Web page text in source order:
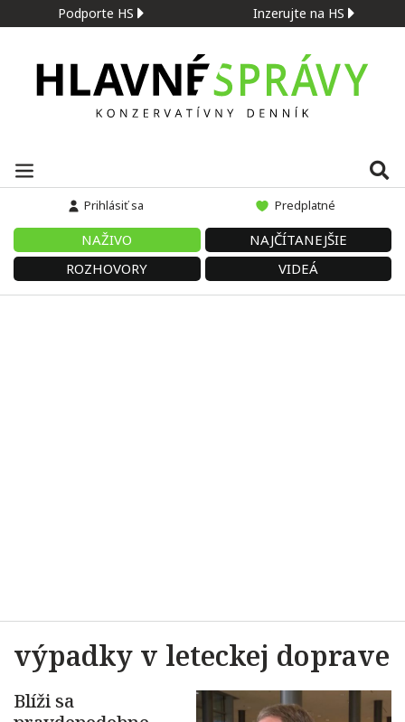
Podporte HS Inzerujte na HS
Prihlásiť sa Predplatné
NAŽIVO
NAJČÍTANEJŠIE
ROZHOVORY
VIDEÁ
výpadky v leteckej doprave
Blíži sa